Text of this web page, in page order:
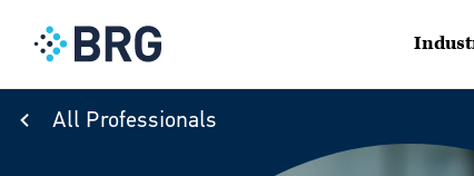
All Professionals